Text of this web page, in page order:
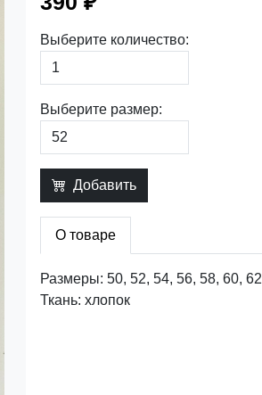
Выберите количество:
Выберите размер:
Добавить
О товаре
Размеры: 50, 52, 54, 56, 58, 60, 62
Ткань: хлопок